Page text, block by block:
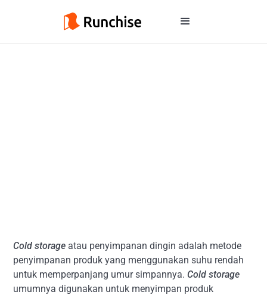
Cold storage atau penyimpanan dingin adalah metode
penyimpanan produk yang menggunakan suhu rendah
untuk memperpanjang umur simpannya.Cold storage
umumnya digunakan untuk menyimpan produk